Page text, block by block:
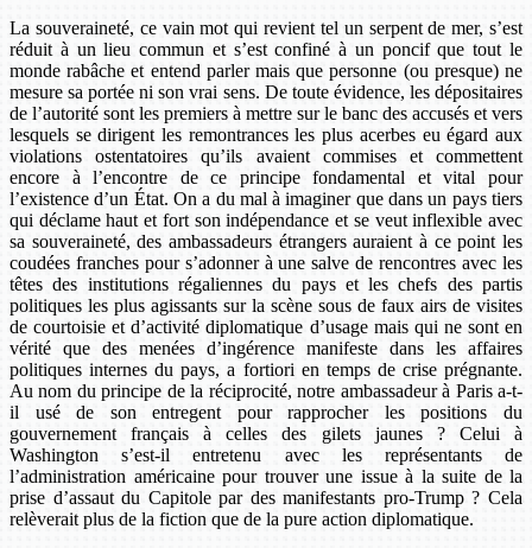
La souveraineté, ce vain mot qui revient tel un serpent de mer, s’est
réduit à un lieu commun et s’est confiné à un poncif que tout le
monde rabâche et entend parler mais que personne (ou presque) ne
mesure sa portée ni son vrai sens. De toute évidence, les dépositaires
de l’autorité sont les premiers à mettre sur le banc des accusés et vers
lesquels se dirigent les remontrances les plus acerbes eu égard aux
violations ostentatoires qu’ils avaient commises et commettent
encore à l’encontre de ce principe fondamental et vital pour
l’existence d’un État. On a du mal à imaginer que dans un pays tiers
qui déclame haut et fort son indépendance et se veut inflexible avec
sa souveraineté, des ambassadeurs étrangers auraient à ce point les
coudées franches pour s’adonner à une salve de rencontres avec les
têtes des institutions régaliennes du pays et les chefs des partis
politiques les plus agissants sur la scène sous de faux airs de visites
de courtoisie et d’activité diplomatique d’usage mais qui ne sont en
vérité que des menées d’ingérence manifeste dans les affaires
politiques internes du pays, a fortiori en temps de crise prégnante.
Au nom du principe de la réciprocité, notre ambassadeur à Paris a-t-
il usé de son entregent pour rapprocher les positions du
gouvernement français à celles des gilets jaunes ? Celui à
Washington s’est-il entretenu avec les représentants de
l’administration américaine pour trouver une issue à la suite de la
prise d’assaut du Capitole par des manifestants pro-Trump ? Cela
relèverait plus de la fiction que de la pure action diplomatique.